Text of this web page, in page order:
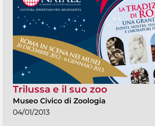
Trilussa e il suo zoo
Museo Civico di Zoologia
04/01/2013